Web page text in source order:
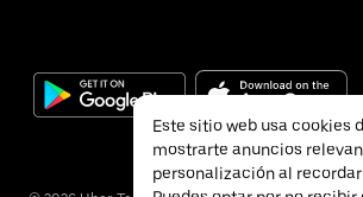
Este sitio web usa cookies
mostrarte anuncios
personalización al